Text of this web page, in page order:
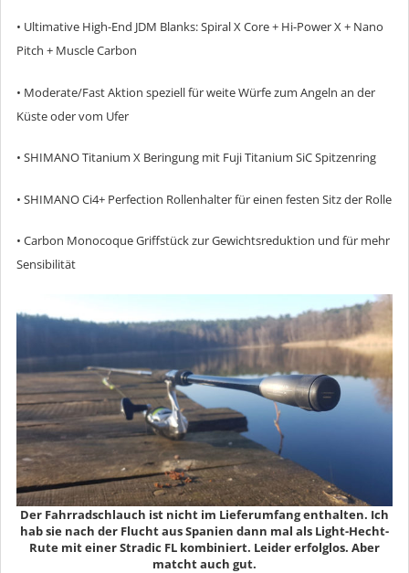
• Ultimative High-End JDM Blanks: Spiral X Core + Hi-Power X + Nano
Pitch + Muscle Carbon
• Moderate/Fast Aktion speziell für weite Würfe zum Angeln an der
Küste oder vom Ufer
• SHIMANO Titanium X Beringung mit Fuji Titanium SiC Spitzenring
• SHIMANO Ci4+ Perfection Rollenhalter für einen festen Sitz der Rolle
• Carbon Monocoque Griffstück zur Gewichtsreduktion und für mehr
Sensibilität
Der Fahrradschlauch ist nicht im Lieferumfang enthalten. Ich
hab sie nach der Flucht aus Spanien dann mal als Light-Hecht-
Rute mit einer Stradic FL kombiniert. Leider erfolglos. Aber
matcht auch gut.